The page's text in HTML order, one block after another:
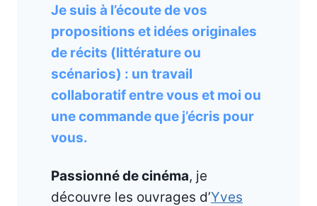
Je suis à l’écoute de vos
propositions et idées originales
de récits (littérature ou
scénarios) : un travail
collaboratif entre vous et moi ou
une commande que j’écris pour
vous.
Passionné de cinéma, je
découvre les ouvrages d’Yves